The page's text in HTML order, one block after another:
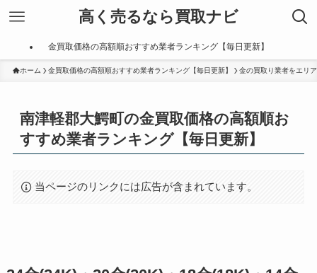
高く売るなら買取ナビ
金買取価格の高額順おすすめ業者ランキング【毎日更新】
ホーム 金買取価格の高額順おすすめ業者ランキング【毎日更新】 金の買取り業者をエリ
南津軽郡大鰐町の金買取価格の高額順お
すすめ業者ランキング【毎日更新】
当ページのリンクには広告が含まれています。